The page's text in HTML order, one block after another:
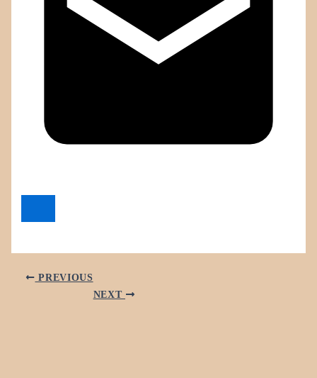
PREVIOUS
NEXT